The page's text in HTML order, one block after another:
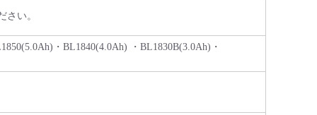
い。
・BL1840(4.0Ah) ・BL1830B(3.0Ah)・